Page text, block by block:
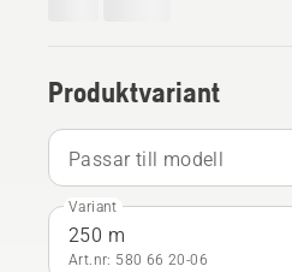
Produktvariant
Passar till modell
Variant
250 m
Art.nr: 580 66 20‑06